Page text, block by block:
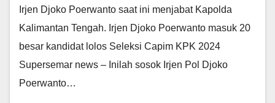
Irjen Djoko Poerwanto saat ini menjabat Kapolda
Kalimantan Tengah. Irjen Djoko Poerwanto masuk 20
besar kandidat lolos Seleksi Capim KPK 2024
Supersemar news – Inilah sosok Irjen Pol Djoko
Poerwanto…